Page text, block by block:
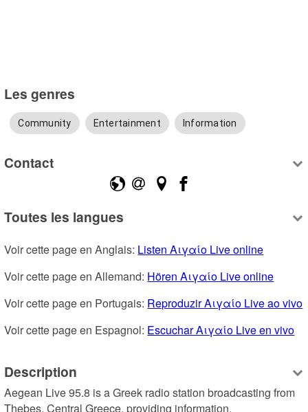
Les genres
Community Entertainment Information
Contact
Toutes les langues
Voir cette page en Anglais: Listen Αιγαίο Live online
Voir cette page en Allemand: Hören Αιγαίο Live online
Voir cette page en Portugais: Reproduzir Αιγαίο Live ao vivo
Voir cette page en Espagnol: Escuchar Αιγαίο Live en vivo
Description
Aegean Live 95.8 is a Greek radio station broadcasting from
Thebes, Central Greece, providing information,